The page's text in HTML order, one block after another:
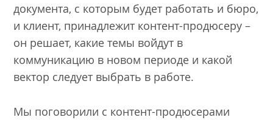
документа, с которым будет работать и бюро,
и клиент, принадлежит контент-продюсеру –
он решает, какие темы войдут в
коммуникацию в новом периоде и какой
вектор следует выбрать в работе.
Мы поговорили с контент-продюсерами